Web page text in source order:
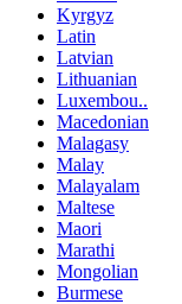
Kyrgyz
Latin
Latvian
Lithuanian
Luxembou..
Macedonian
Malagasy
Malay
Malayalam
Maltese
Maori
Marathi
Mongolian
Burmese